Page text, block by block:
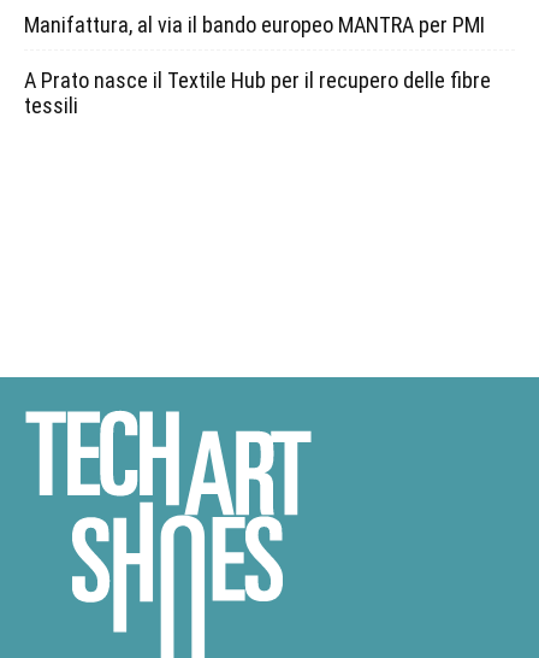
Manifattura, al via il bando europeo MANTRA per PMI
A Prato nasce il Textile Hub per il recupero delle fibre
tessili